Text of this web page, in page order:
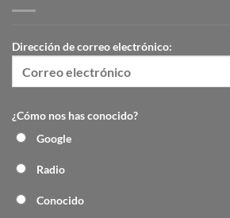
Dirección de correo electrónico:
¿Cómo nos has conocido?
Google
Radio
Conocido